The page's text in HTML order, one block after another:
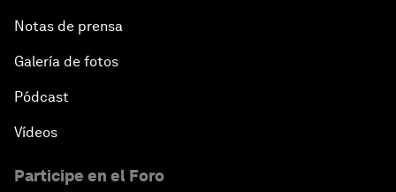
Notas de prensa
Galería de fotos
Pódcast
Vídeos
Participe en el Foro